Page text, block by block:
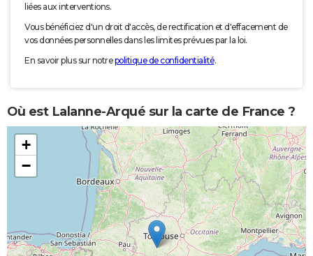
liées aux interventions.
Vous bénéficiez d'un droit d'accès, de rectification et d'effacement de
vos données personnelles dans les limites prévues par la loi.
En savoir plus sur notrepolitique de confidentialité.
Où est Lalanne-Arqué sur la carte de France ?
+
−